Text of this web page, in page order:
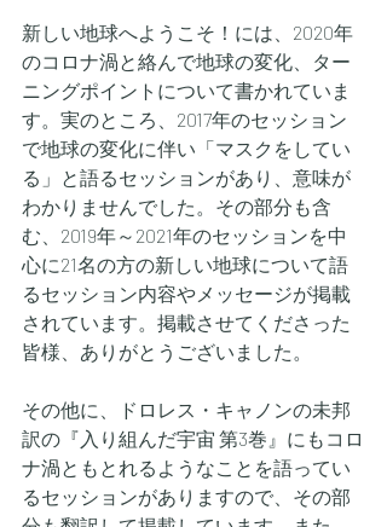
新しい地球へようこそ！には、2020年
のコロナ渦と絡んで地球の変化、ター
ニングポイントについて書かれていま
す。実のところ、2017年のセッション
で地球の変化に伴い「マスクをしてい
る」と語るセッションがあり、意味が
わかりませんでした。その部分も含
む、2019年～2021年のセッションを中
心に21名の方の新しい地球について語
るセッション内容やメッセージが掲載
されています。掲載させてくださった
皆様、ありがとうございました。
その他に、ドロレス・キャノンの未邦
訳の『入り組んだ宇宙 第3巻』にもコロ
ナ渦ともとれるようなことを語ってい
るセッションがありますので、その部